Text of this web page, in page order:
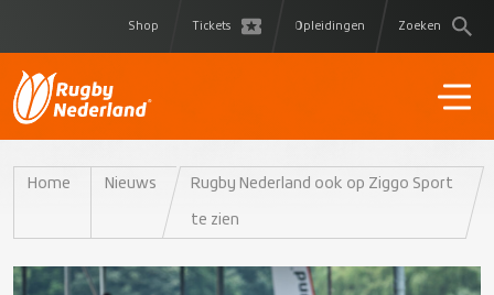
Shop Tickets Opleidingen Zoeken
Home Nieuws Rugby Nederland ook op Ziggo Sport
te zien